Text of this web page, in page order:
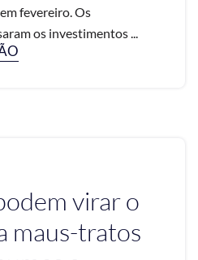
fevereiro. Os
os investimentos ...
virar o
maus-tratos